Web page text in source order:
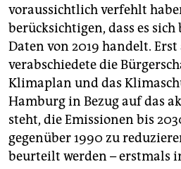
voraussichtlich verfehlt
berücksichtigen, dass es
Daten von 2019 handelt. Erst
verabschiedete die
Klimaplan und das
Hamburg in Bezug auf das
steht, die Emissionen bis
gegenüber 1990 zu
beurteilt werden – erstmals